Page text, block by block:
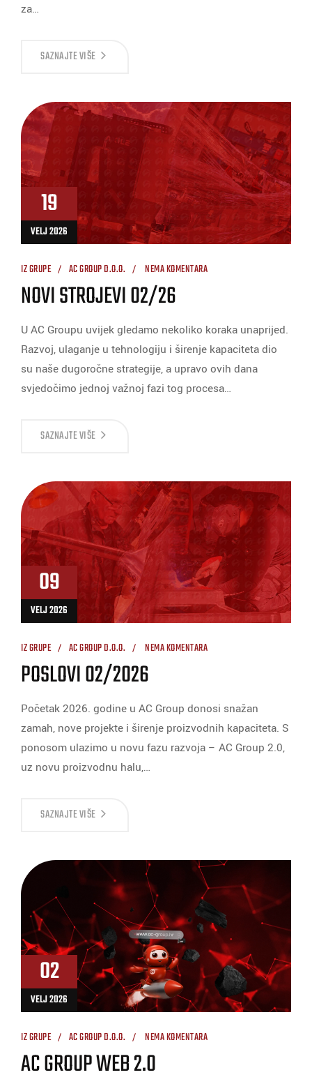
za…
SAZNAJTE VIŠE
19
VELJ 2026
IZ GRUPE AC GROUP D.O.O. NEMA KOMENTARA
NOVI STROJEVI 02/26
U AC Groupu uvijek gledamo nekoliko koraka unaprijed.
Razvoj, ulaganje u tehnologiju i širenje kapaciteta dio
su naše dugoročne strategije, a upravo ovih dana
svjedočimo jednoj važnoj fazi tog procesa…
SAZNAJTE VIŠE
09
VELJ 2026
IZ GRUPE AC GROUP D.O.O. NEMA KOMENTARA
POSLOVI 02/2026
Početak 2026. godine u AC Group donosi snažan
zamah, nove projekte i širenje proizvodnih kapaciteta. S
ponosom ulazimo u novu fazu razvoja – AC Group 2.0,
uz novu proizvodnu halu,…
SAZNAJTE VIŠE
02
VELJ 2026
IZ GRUPE AC GROUP D.O.O. NEMA KOMENTARA
AC GROUP WEB 2.0